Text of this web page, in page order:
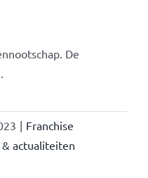
De
| Franchise
actualiteiten